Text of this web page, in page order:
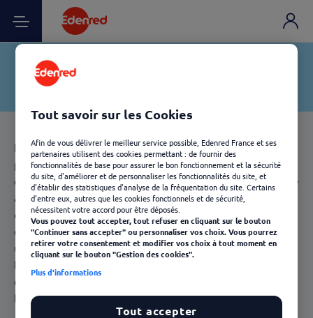
L’aide sociale en France regroupe l'ensemble des
prestations sociales versées aux personnes en situation
de précarité. Une aide sociale a pour objectif de répondre
à des besoins primaires.Ticket Servicepermet aux
collectivités de garantir la meilleure attribution possible
de leurs aides. Ces titres de paiement prépayé apportent
une aide financière sécurisée dans les domaines de
l'alimentation, l'hygiène, l'habillement, les actions
éducatives, la culture, les loisirs, le sport, le transport,
l'énergie, l'habitat et l'hébergement.
Tout savoir sur les Cookies
Afin de vous délivrer le meilleur service possible, Edenred France et ses
partenaires utilisent des cookies permettant : de fournir des
fonctionnalités de base pour assurer le bon fonctionnement et la sécurité
du site, d'améliorer et de personnaliser les fonctionnalités du site, et
d'établir des statistiques d'analyse de la fréquentation du site. Certains
d'entre eux, autres que les cookies fonctionnels et de sécurité,
nécessitent votre accord pour être déposés.
Vous pouvez tout accepter, tout refuser en cliquant sur le bouton
"Continuer sans accepter" ou personnaliser vos choix. Vous pourrez
retirer votre consentement et modifier vos choix à tout moment en
cliquant sur le bouton "Gestion des cookies".
Plus d'informations
Tout accepter